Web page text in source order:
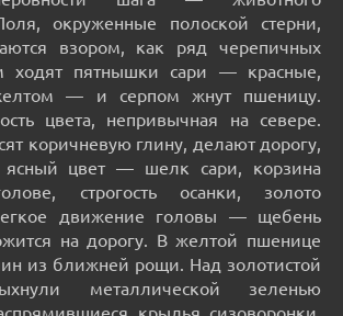
окруженные полоской стерни,
взором, как ряд черепичных
пятнышки сари — красные,
— и серпом жнут пшеницу.
цвета, непривычная на севере.
коричневую глину, делают дорогу,
цвет — шелк сари, корзина
строгость осанки, золото
движение головы — щебень
на дорогу. В желтой пшенице
из ближней рощи. Над золотистой
металлической зеленью